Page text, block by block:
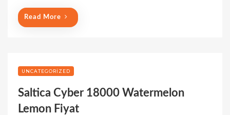
Read More
UNCATEGORIZED
Saltica Cyber 18000 Watermelon
Lemon Fiyat